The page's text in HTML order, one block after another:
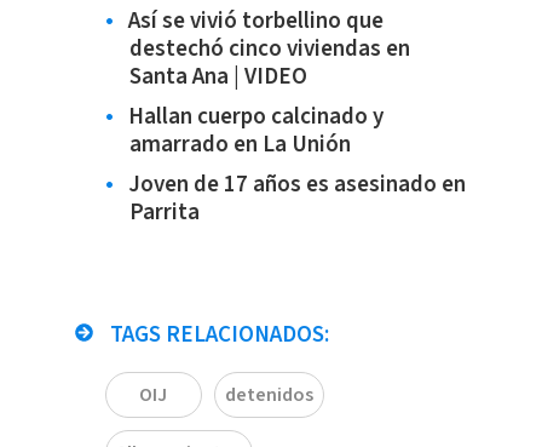
Así se vivió torbellino que
destechó cinco viviendas en
Santa Ana | VIDEO
Hallan cuerpo calcinado y
amarrado en La Unión
Joven de 17 años es asesinado en
Parrita
TAGS RELACIONADOS:
OIJ detenidos